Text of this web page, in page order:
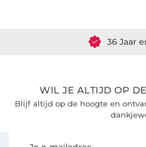
36 Jaar
WIL JE ALTIJD OP
Blijf altijd op de hoogte en